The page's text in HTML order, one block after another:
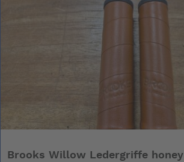
Brooks Willow Ledergriffe honey